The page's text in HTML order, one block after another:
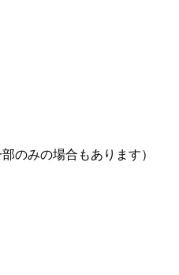
のみの場合もあります）